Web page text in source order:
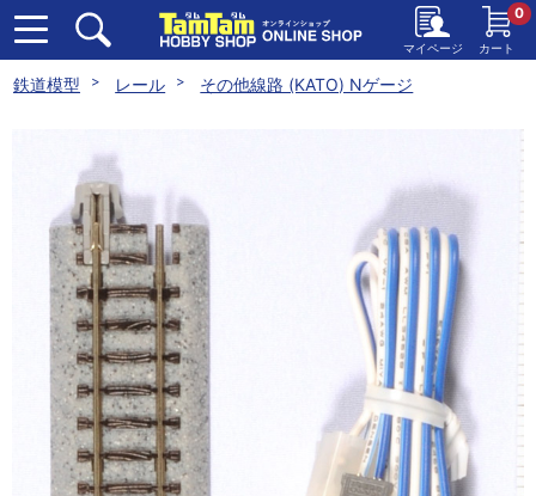
マイページ カート
0
鉄道模型 レール その他線路 (KATO) Nゲージ